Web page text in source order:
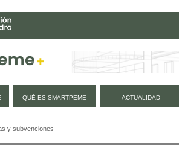
QUÉ ES SMARTPEME ACTUALIDAD
y subvenciones